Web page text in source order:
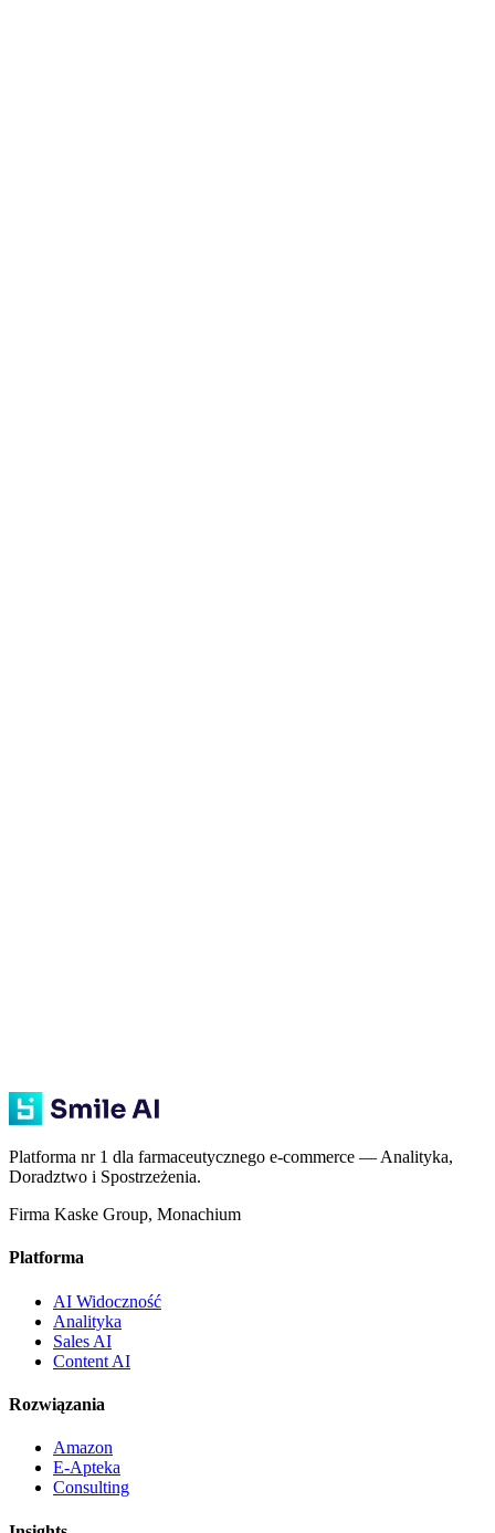
Platforma nr 1 dla farmaceutycznego e-commerce — Analityka,
Doradztwo i Spostrzeżenia.
Firma Kaske Group, Monachium
Platforma
AI Widoczność
Analityka
Sales AI
Content AI
Rozwiązania
Amazon
E-Apteka
Consulting